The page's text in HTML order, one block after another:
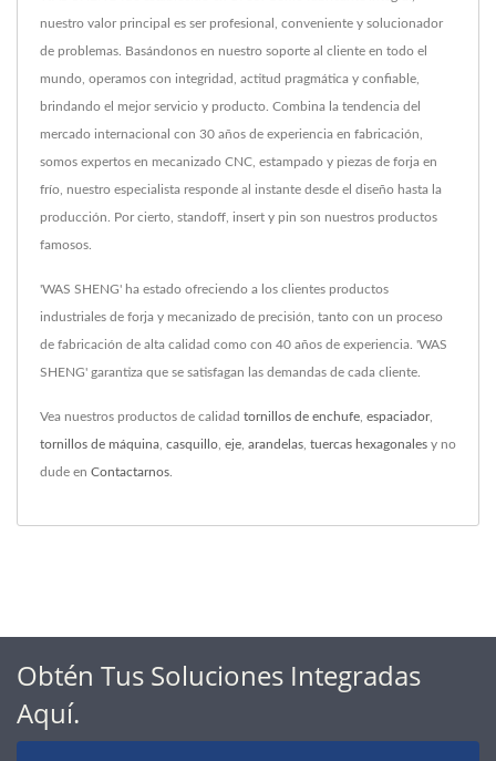
nuestro valor principal es ser profesional, conveniente y solucionador
de problemas. Basándonos en nuestro soporte al cliente en todo el
mundo, operamos con integridad, actitud pragmática y confiable,
brindando el mejor servicio y producto. Combina la tendencia del
mercado internacional con 30 años de experiencia en fabricación,
somos expertos en mecanizado CNC, estampado y piezas de forja en
frío, nuestro especialista responde al instante desde el diseño hasta la
producción. Por cierto, standoff, insert y pin son nuestros productos
famosos.
'WAS SHENG' ha estado ofreciendo a los clientes productos
industriales de forja y mecanizado de precisión, tanto con un proceso
de fabricación de alta calidad como con 40 años de experiencia. 'WAS
SHENG' garantiza que se satisfagan las demandas de cada cliente.
Vea nuestros productos de calidad tornillos de enchufe espaciador,
tornillos de máquina casquillo eje arandelas tuercas hexagonales y no
dude en Contactarnos
Obtén Tus Soluciones Integradas
Aquí.